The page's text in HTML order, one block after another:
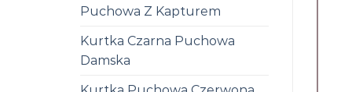
Puchowa Z Kapturem
Kurtka Czarna Puchowa
Damska